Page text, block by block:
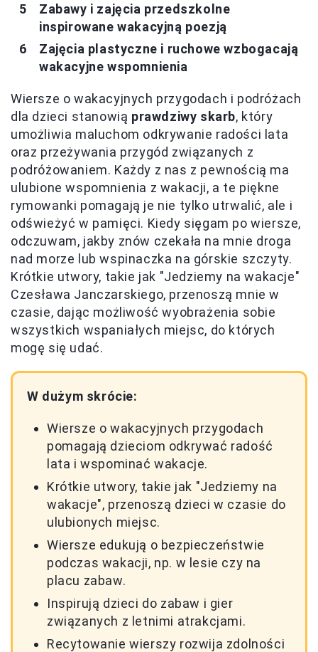
Zabawy i zajęcia przedszkolne
inspirowane wakacyjną poezją
Zajęcia plastyczne i ruchowe wzbogacają
wakacyjne wspomnienia
Wiersze o wakacyjnych przygodach i podróżach
dla dzieci stanowią prawdziwy skarb, który
umożliwia maluchom odkrywanie radości lata
oraz przeżywania przygód związanych z
podróżowaniem. Każdy z nas z pewnością ma
ulubione wspomnienia z wakacji, a te piękne
rymowanki pomagają je nie tylko utrwalić, ale i
odświeżyć w pamięci. Kiedy sięgam po wiersze,
odczuwam, jakby znów czekała na mnie droga
nad morze lub wspinaczka na górskie szczyty.
Krótkie utwory, takie jak "Jedziemy na wakacje"
Czesława Janczarskiego, przenoszą mnie w
czasie, dając możliwość wyobrażenia sobie
wszystkich wspaniałych miejsc, do których
mogę się udać.
W dużym skrócie:
Wiersze o wakacyjnych przygodach
pomagają dzieciom odkrywać radość
lata i wspominać wakacje.
Krótkie utwory, takie jak "Jedziemy na
wakacje", przenoszą dzieci w czasie do
ulubionych miejsc.
Wiersze edukują o bezpieczeństwie
podczas wakacji, np. w lesie czy na
placu zabaw.
Inspirują dzieci do zabaw i gier
związanych z letnimi atrakcjami.
Recytowanie wierszy rozwija zdolności